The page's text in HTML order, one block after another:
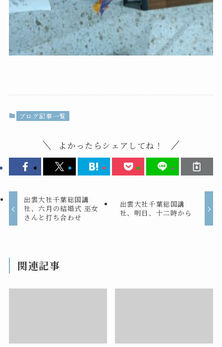
ブログ記事一覧
よかったらシェアしてね！
出雲大社千葉総国講
社、六月の結婚式 巫女
さんと打ち合わせ
出雲大社千葉総国講
社、明日、十二時から
関連記事